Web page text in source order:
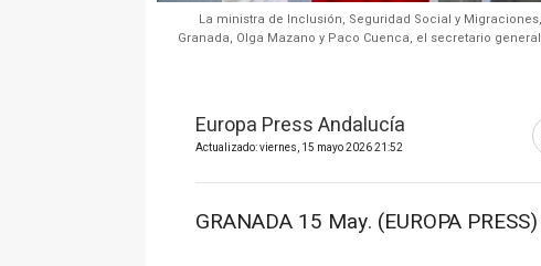
La ministra de Inclusión, Seguridad Social y
Granada, Olga Mazano y Paco Cuenca, el secretario
Europa Press Andalucía
Actualizado: viernes, 15 mayo 2026 21:52
GRANADA 15 May. (EUROPA